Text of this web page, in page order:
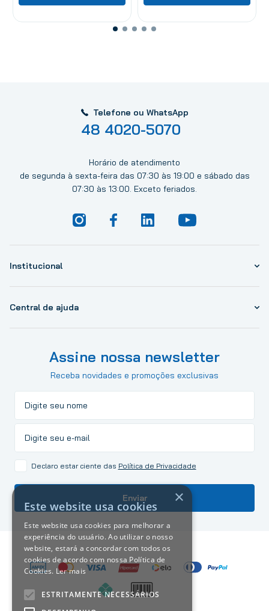
Telefone ou WhatsApp
48 4020-5070
Horário de atendimento
de segunda à sexta-feira das 07:30 às 19:00 e sábado das
07:30 às 13:00. Exceto feriados.
Institucional
Central de ajuda
Assine nossa newsletter
Receba novidades e promoções exclusivas
Declaro estar ciente das Política de Privacidade
Enviar ×
Este website usa cookies
Este website usa cookies para melhorar a
experiência do usuário. Ao utilizar o nosso
website, estará a concordar com todos os
cookies de acordo com nossa Política de
Cookies. Ler mais
ESTRITAMENTE NECESSÁRIOS